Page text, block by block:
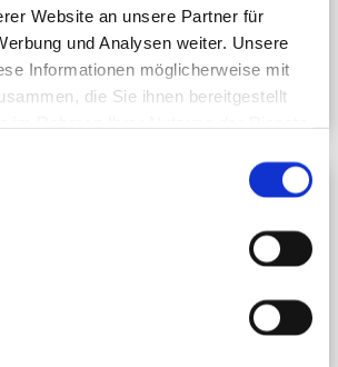
Website an unsere Partner für
und Analysen weiter. Unsere
Informationen möglicherweise mit
die Sie ihnen bereitgestellt
„Travito“
Schlangengurke „Kiruna“
veredelt „Ministars“